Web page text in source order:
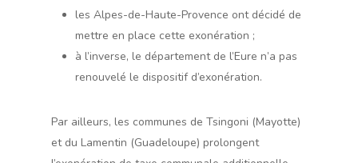
les Alpes-de-Haute-Provence ont décidé de
mettre en place cette exonération ;
à l’inverse, le département de l’Eure n’a pas
renouvelé le dispositif d’exonération.
Par ailleurs, les communes de Tsingoni (Mayotte)
et du Lamentin (Guadeloupe) prolongent